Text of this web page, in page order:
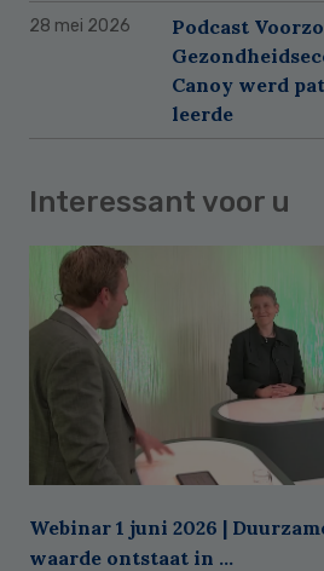
28 mei 2026
Podcast
Canoy werd
leerde
Interessant voor u
Webinar 1 juni 2026 |
waarde ontstaat in ...